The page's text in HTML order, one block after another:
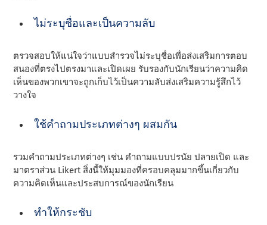
ไม่ระบุชื่อและเป็นความลับ
ตรวจสอบให้แน่ใจว่าแบบสํารวจไม่ระบุชื่อเพื่อส่งเสริมการตอบ
สนองที่ตรงไปตรงมาและเปิดเผย รับรองกับนักเรียนว่าความคิด
เห็นของพวกเขาจะถูกเก็บไว้เป็นความลับส่งเสริมความรู้สึกไว้
วางใจ
ใช้คําถามประเภทต่างๆ ผสมกัน
รวมคําถามประเภทต่างๆ เช่น คําถามแบบปรนัย ปลายเปิด และ
มาตราส่วน Likert สิ่งนี้ให้มุมมองที่ครอบคลุมมากขึ้นเกี่ยวกับ
ความคิดเห็นและประสบการณ์ของนักเรียน
ทําให้กระชับ